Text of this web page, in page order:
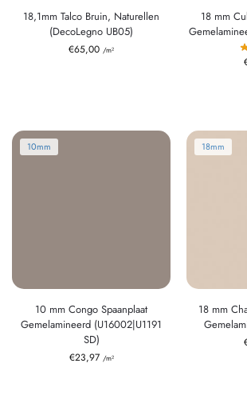
18,1mm Talco Bruin, Naturellen
(DecoLegno UB05)
€65,00 /m²
18 mm
10mm
10 mm Congo Spaanplaat
Gemelamineerd (U16002|U1191
SD)
€23,97 /m²
18mm
18 mm